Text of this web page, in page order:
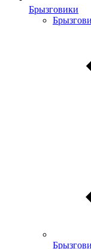
Брызговики